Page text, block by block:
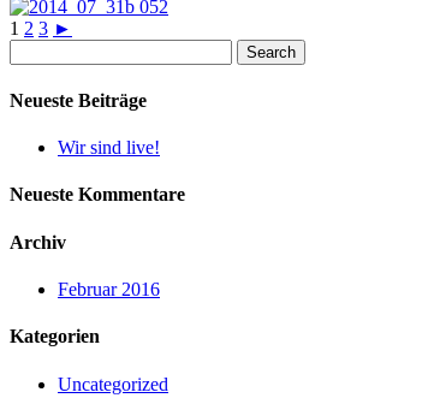
1 2 3 ►
for:
Neueste Beiträge
Wir sind live!
Neueste Kommentare
Archiv
Februar 2016
Kategorien
Uncategorized